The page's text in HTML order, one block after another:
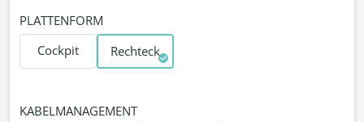
PLATTENFORM
Cockpit
Rechteck
KABELMANAGEMENT